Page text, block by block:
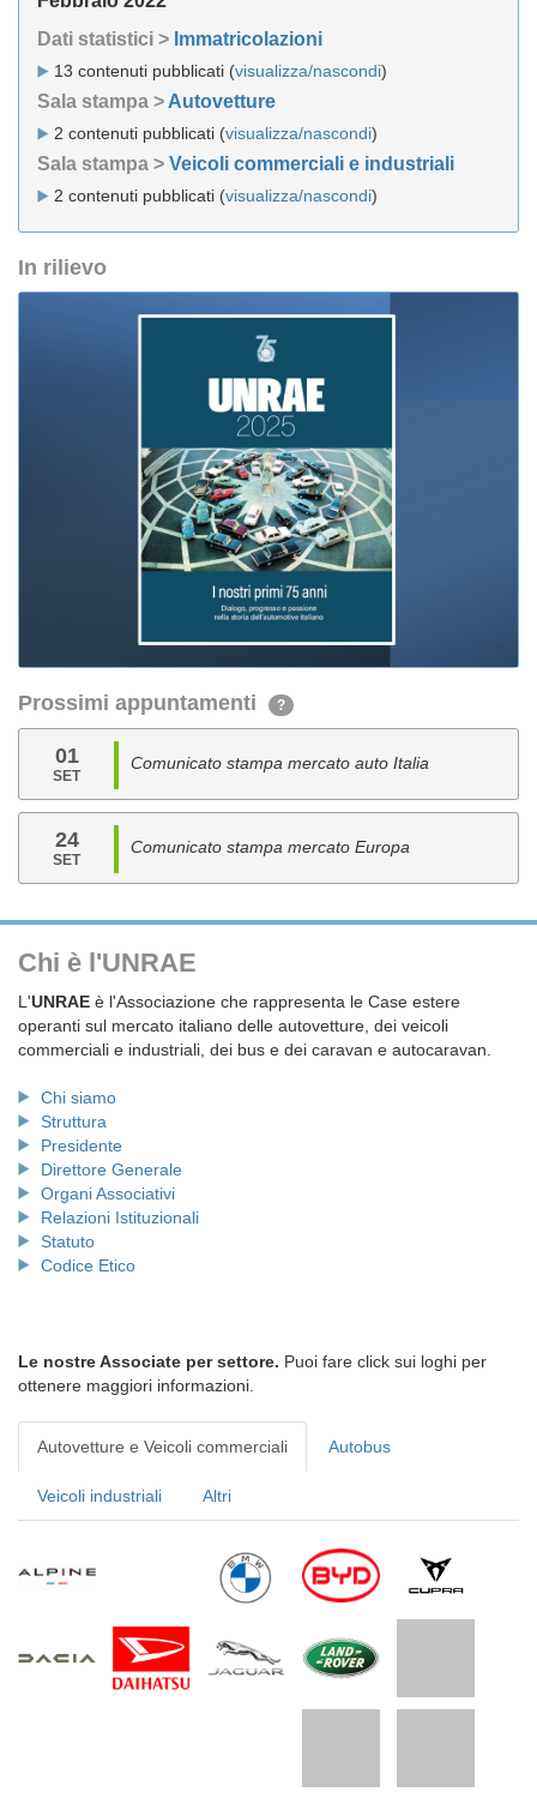
Dati statistici > Immatricolazioni
13 contenuti pubblicati (visualizza/nascondi)
Sala stampa > Autovetture
2 contenuti pubblicati (visualizza/nascondi)
Sala stampa > Veicoli commerciali e industriali
2 contenuti pubblicati (visualizza/nascondi)
In rilievo
Prossimi appuntamenti ?
01
SET
Comunicato stampa mercato auto Italia
24
SET
Comunicato stampa mercato Europa
Chi è l'UNRAE
L'UNRAE è l'Associazione che rappresenta le Case estere
operanti sul mercato italiano delle autovetture, dei veicoli
commerciali e industriali, dei bus e dei caravan e autocaravan.
Chi siamo
Struttura
Presidente
Direttore Generale
Organi Associativi
Relazioni Istituzionali
Statuto
Codice Etico
Le nostre Associate per settore. Puoi fare click sui loghi per
ottenere maggiori informazioni.
Autovetture e Veicoli commerciali Autobus
Veicoli industriali Altri